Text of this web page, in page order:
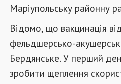
Маріупольську районну
Відомо, що вакцинація
фельдшерсько-
Бердянське. У перший
зробити щеплення